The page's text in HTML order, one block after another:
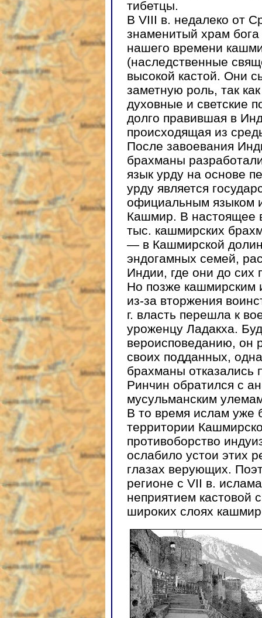
тибетцы.
В VIII в. недалеко от
знаменитый храм
нашего времени
(наследственные
высокой кастой. Они
заметную роль, так
духовные и светские
долго правившая в
происходящая из
После завоевания
брахманы
язык урду на основе
урду является
официальным языком
Кашмир. В настоящее
тыс. кашмирских
— в Кашмирской
эндогамных семей,
Индии, где они до
Но позже кашмирским
из-за вторжения
г. власть перешла к
уроженцу Ладакха.
вероисповеданию, он
своих подданных,
брахманы отказались
Ринчин обратился с
мусульманским
В то время ислам уже
территории
противоборство
ослабило устои этих
глазах верующих.
регионе с VII в.
неприятием кастовой
широких слоях